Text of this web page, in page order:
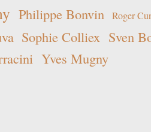
Philippe Bonvin Roger
Sophie Colliex Sven
Yves Mugny